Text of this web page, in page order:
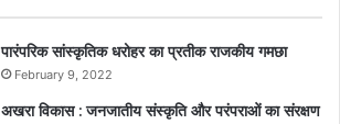
​​​​​​​पारंपरिक सांस्कृतिक धरोहर का प्रतीक राजकीय गमछा
February 9, 2022
अखरा विकास : जनजातीय संस्कृति और परंपराओं का संरक्षण